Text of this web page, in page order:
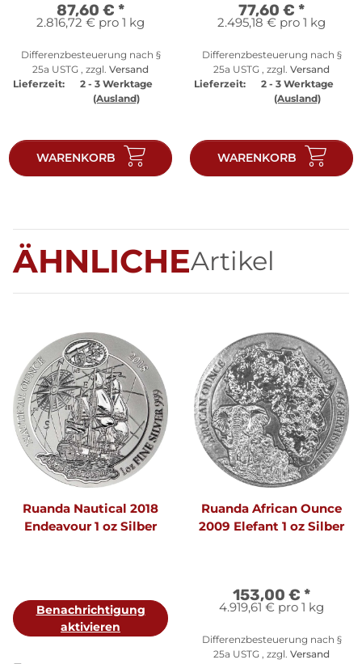
87,60 € *
2.816,72 € pro 1 kg
Differenzbesteuerung nach §
25a USTG , zzgl. Versand
Lieferzeit:
2 - 3 Werktage
(Ausland)
WARENKORB
77,60 € *
2.495,18 € pro 1 kg
Differenzbesteuerung nach §
25a USTG , zzgl. Versand
Lieferzeit:
2 - 3 Werktage
(Ausland)
WARENKORB
ÄHNLICHEArtikel
Ruanda Nautical 2018
Endeavour 1 oz Silber
Benachrichtigung
aktivieren
Ruanda African Ounce
2009 Elefant 1 oz Silber
153,00 € *
4.919,61 € pro 1 kg
Differenzbesteuerung nach §
25a USTG , zzgl. Versand